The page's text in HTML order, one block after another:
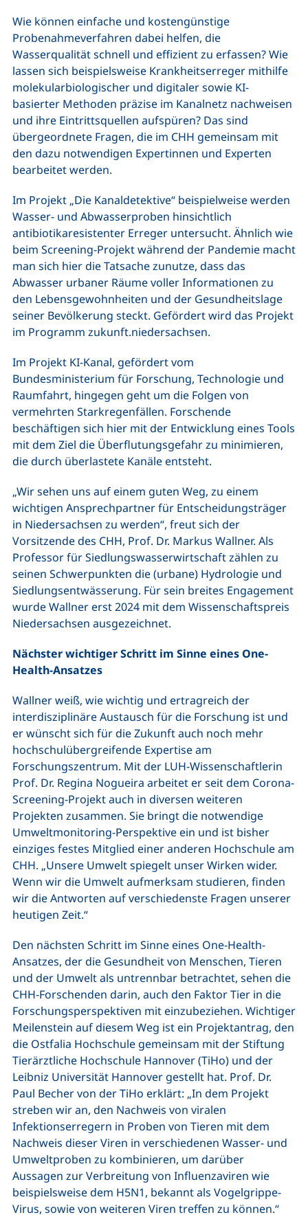
Wie können einfache und kostengünstige
Probenahmeverfahren dabei helfen, die
Wasserqualität schnell und effizient zu erfassen? Wie
lassen sich beispielsweise Krankheitserreger mithilfe
molekularbiologischer und digitaler sowie KI-
basierter Methoden präzise im Kanalnetz nachweisen
und ihre Eintrittsquellen aufspüren? Das sind
übergeordnete Fragen, die im CHH gemeinsam mit
den dazu notwendigen Expertinnen und Experten
bearbeitet werden.
Im Projekt „Die Kanaldetektive“ beispielweise werden
Wasser- und Abwasserproben hinsichtlich
antibiotikaresistenter Erreger untersucht. Ähnlich wie
beim Screening-Projekt während der Pandemie macht
man sich hier die Tatsache zunutze, dass das
Abwasser urbaner Räume voller Informationen zu
den Lebensgewohnheiten und der Gesundheitslage
seiner Bevölkerung steckt. Gefördert wird das Projekt
im Programm zukunft.niedersachsen.
Im Projekt KI-Kanal, gefördert vom
Bundesministerium für Forschung, Technologie und
Raumfahrt, hingegen geht um die Folgen von
vermehrten Starkregenfällen. Forschende
beschäftigen sich hier mit der Entwicklung eines Tools
mit dem Ziel die Überflutungsgefahr zu minimieren,
die durch überlastete Kanäle entsteht.
„Wir sehen uns auf einem guten Weg, zu einem
wichtigen Ansprechpartner für Entscheidungsträger
in Niedersachsen zu werden“, freut sich der
Vorsitzende des CHH, Prof. Dr. Markus Wallner. Als
Professor für Siedlungswasserwirtschaft zählen zu
seinen Schwerpunkten die (urbane) Hydrologie und
Siedlungsentwässerung. Für sein breites Engagement
wurde Wallner erst 2024 mitdem Wissenschaftspreis
Niedersachsen ausgezeichnet.
Nächster wichtiger Schritt im Sinne eines One-
Health-Ansatzes
Wallner weiß, wie wichtig und ertragreich der
interdisziplinäre Austausch für die Forschung ist und
er wünscht sich für die Zukunft auch noch mehr
hochschulübergreifende Expertise am
Forschungszentrum. Mit der LUH-Wissenschaftlerin
Prof. Dr. Regina Nogueira arbeitet er seit dem Corona-
Screening-Projekt auch in diversen weiteren
Projekten zusammen. Sie bringt die notwendige
Umweltmonitoring-Perspektive ein und ist bisher
einziges festes Mitglied einer anderen Hochschule am
CHH. „Unsere Umwelt spiegelt unser Wirken wider.
Wenn wir die Umwelt aufmerksam studieren, finden
wir die Antworten auf verschiedenste Fragen unserer
heutigen Zeit.“
Den nächsten Schritt im Sinne eines One-Health-
Ansatzes, der die Gesundheit von Menschen, Tieren
und der Umwelt als untrennbar betrachtet, sehen die
CHH-Forschenden darin, auch den Faktor Tier in die
Forschungsperspektiven mit einzubeziehen. Wichtiger
Meilenstein auf diesem Weg ist ein Projektantrag, den
die Ostfalia Hochschule gemeinsam mit der Stiftung
Tierärztliche Hochschule Hannover (TiHo) und der
Leibniz Universität Hannover gestellt hat. Prof. Dr.
Paul Becher von der TiHo erklärt: „In dem Projekt
streben wir an, den Nachweis von viralen
Infektionserregern in Proben von Tieren mit dem
Nachweis dieser Viren in verschiedenen Wasser- und
Umweltproben zu kombinieren, um darüber
Aussagen zur Verbreitung von Influenzaviren wie
beispielsweise dem H5N1, bekannt als Vogelgrippe-
Virus, sowie von weiteren Viren treffen zu können.“